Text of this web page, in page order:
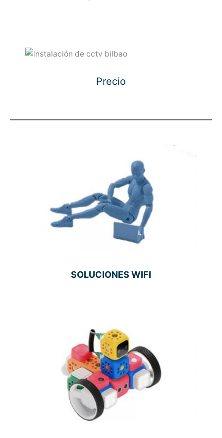
Precio
SOLUCIONES WIFI